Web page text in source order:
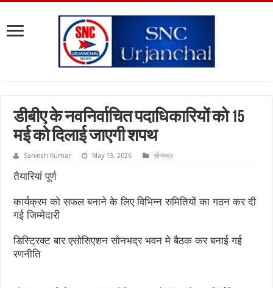
डीबीए के नवनिर्वाचित पदाधिकारियों को 15
मई को दिलाई जाएगी शपथ
Sarvesh Kumar May 13, 2026 सोनभद्र
तैयारियां पूर्ण
कार्यक्रम को सफल बनाने के लिए विभिन्न समितियों का गठन कर दी
गई जिम्मेदारी
डिस्ट्रिक्ट बार एसोसिएशन सोनभद्र भवन मे बैठक कर बनाई गई
रणनीति